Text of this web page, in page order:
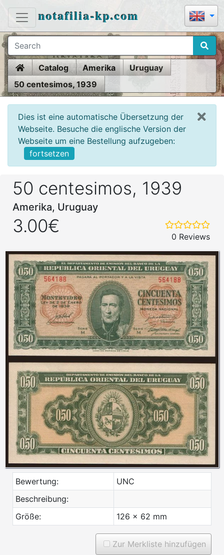
notafilia-kp.com
HomeCatalog Amerika
Uruguay
50 centesimos, 1939
Dies ist eine automatische Übersetzung der
Webseite. Besuche die englische Version der
Webseite um eine Bestellung aufzugeben:
fortsetzen
50 centesimos, 1939
Amerika, Uruguay
3.00€
0 Reviews
Bewertung:
UNC
Beschreibung:
Größe:
126 x 62 mm
Zur Merkliste hinzufügen